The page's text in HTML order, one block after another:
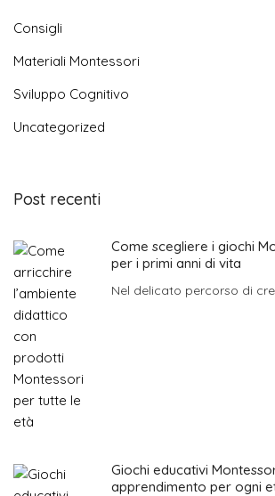
Consigli
Materiali Montessori
Sviluppo Cognitivo
Uncategorized
Post recenti
Come scegliere i giochi
per i primi anni di vita
Nel delicato percorso di
Giochi educativi
apprendimento per ogni